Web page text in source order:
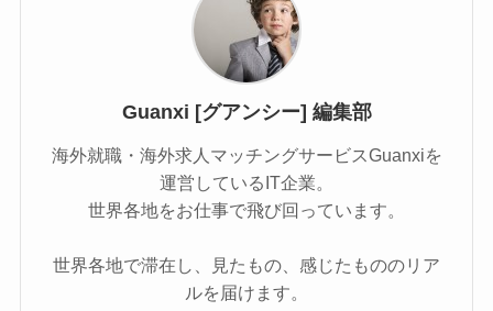
Guanxi [グアンシー] 編集部
海外就職・海外求人マッチングサービスGuanxiを
運営しているIT企業。
世界各地をお仕事で飛び回っています。
世界各地で滞在し、見たもの、感じたもののリア
ルを届けます。